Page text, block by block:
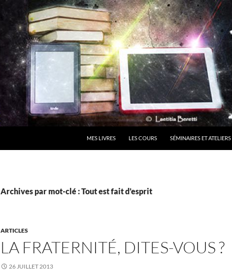
MES LIVRES LES COURS SÉMINAIRES ET ATELIERS
Archives par mot-clé : Tout est fait d’esprit
ARTICLES
LA FRATERNITÉ, DITES-VOUS ?
26 JUILLET 2013